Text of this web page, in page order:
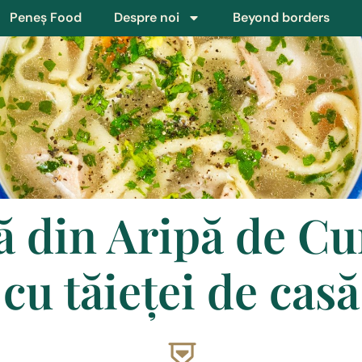
Peneș Food Despre noi Beyond borders
din Aripă de
cu tăieței de casă